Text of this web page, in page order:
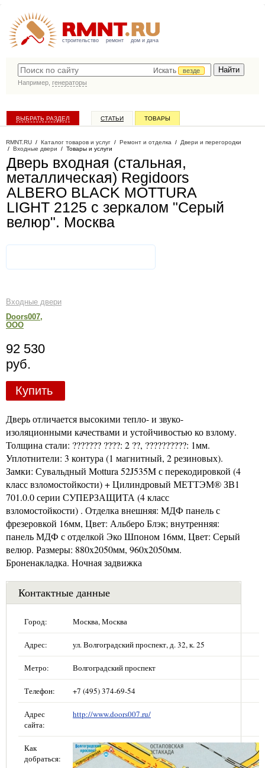
строительство ремонт дом и дача
Искать
везде
Например, генераторы
ВЫБРАТЬ РАЗДЕЛ СТАТЬИ ТОВАРЫ
RMNT.RU / Каталог товаров и услуг / Ремонт и отделка / Двери и перегородки
/ Входные двери / Товары и услуги
Дверь входная (стальная,
металлическая) Regidoors
ALBERO BLACK MOTTURA
LIGHT 2125 с зеркалом "Серый
велюр". Москва
Входные двери
Doors007,
ООО
92 530
руб.
Купить
Дверь отличается высокими тепло- и звуко-
изоляционными качествами и устойчивостью ко взлому.
Толщина стали: ??????? ????: 2 ??, ??????????: 1мм.
Уплотнители: 3 контура (1 магнитный, 2 резиновых).
Замки: Сувальдный Mottura 52J535M с перекодировкой (4
класс взломостойкости) + Цилиндровый МЕТТЭМ® ЗВ1
701.0.0 серии СУПЕРЗАЩИТА (4 класс
взломостойкости) . Отделка внешняя: МДФ панель с
фрезеровкой 16мм, Цвет: Альберо Блэк; внутренняя:
панель МДФ с отделкой Эко Шпоном 16мм, Цвет: Серый
велюр. Размеры: 880x2050мм, 960x2050мм.
Броненакладка. Ночная задвижка
Контактные данные
Город: Москва, Москва
Адрес: ул. Волгоградский проспект, д. 32, к. 25
Метро: Волгоградский проспект
Телефон: +7 (495) 374-69-54
Адрес
сайта:
http://www.doors007.ru/
Как
добраться: